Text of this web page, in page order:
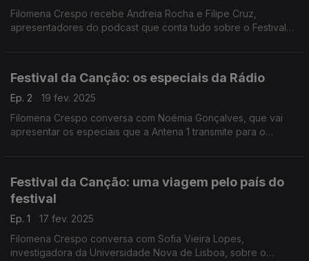
Filomena Crespo recebe Andreia Rocha e Filipe Cruz,
apresentadores do podcast que conta tudo sobre o Festival
Festival da Canção: os especiais da Rádio
Ep. 2
19 fev. 2025
Filomena Crespo conversa com Noémia Gonçalves, que vai
apresentar os especiais que a Antena 1 transmite para o
Festival da Canção: uma viagem pelo país do
festival
Ep. 1
17 fev. 2025
Filomena Crespo conversa com Sofia Vieira Lopes,
investigadora da Universidade Nova de Lisboa, sobre o